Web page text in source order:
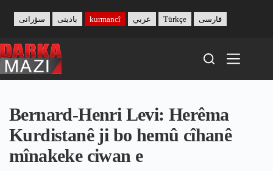
content
بادینی سۆرانی kurmancî عربي Türkçe فارسی
Bernard-Henri Levi: Herêma
Kurdistanê ji bo hemû cîhanê
mînakeke ciwan e